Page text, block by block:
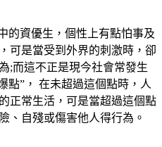
的資優生，個性上有點怕事及
可是當受到外界的刺激時，卻
;而這不正是現今社會常發生
點”， 在未超過這個點時，人
正常生活，可是當超過這個點
、自殘或傷害他人得行為。